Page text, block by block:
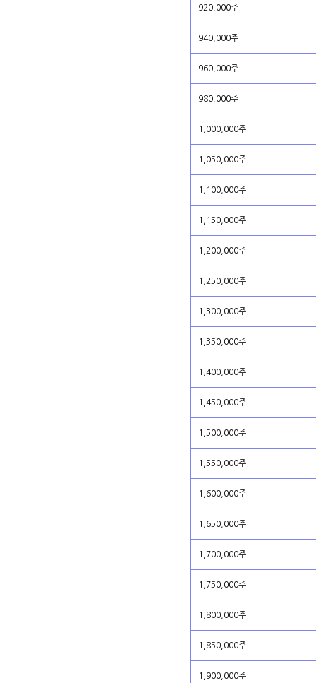
920,000주
940,000주
960,000주
980,000주
1,000,000주
1,050,000주
1,100,000주
1,150,000주
1,200,000주
1,250,000주
1,300,000주
1,350,000주
1,400,000주
1,450,000주
1,500,000주
1,550,000주
1,600,000주
1,650,000주
1,700,000주
1,750,000주
1,800,000주
1,850,000주
1,900,000주